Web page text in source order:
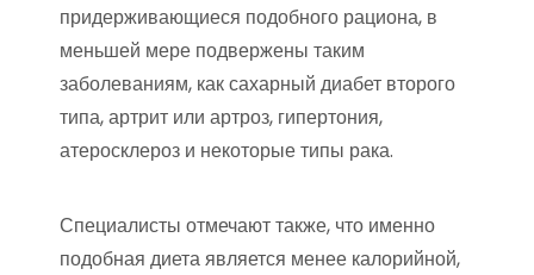
придерживающиеся подобного рациона, в
меньшей мере подвержены таким
заболеваниям, как сахарный диабет второго
типа, артрит или артроз, гипертония,
атеросклероз и некоторые типы рака.
Специалисты отмечают также, что именно
подобная диета является менее калорийной,